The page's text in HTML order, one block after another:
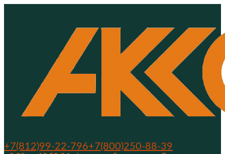
+7(812)99-22-796+7(800)250-88-39